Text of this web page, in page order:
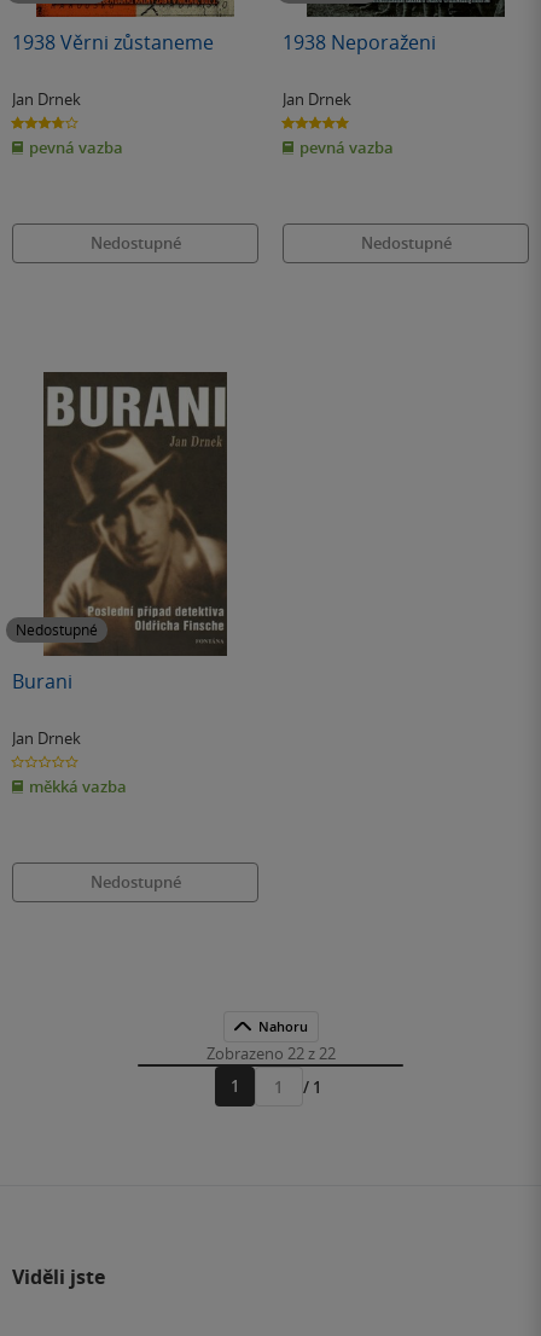
1938 Věrni zůstaneme
Jan Drnek
3.8
z
5
hvězdiček
pevná vazba
Nedostupné
1938 Neporaženi
Jan Drnek
5.0
z
5
hvězdiček
pevná vazba
Nedostupné
Nedostupné
Burani
Jan Drnek
0.0
z
5
hvězdiček
měkká vazba
Nedostupné
Nahoru
Zobrazeno 22 z 22
1
Přejít
/ 1
Viděli jste